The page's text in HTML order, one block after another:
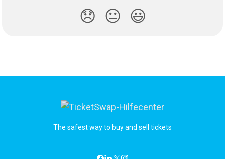
😞 😐 😃
The safest way to buy and sell tickets